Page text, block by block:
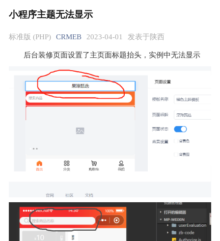
小程序主题无法显示
标准版 (PHP) CRMEB 2023-04-01 发表于陕西
后台装修页面设置了主页面标题抬头，实例中无法显示